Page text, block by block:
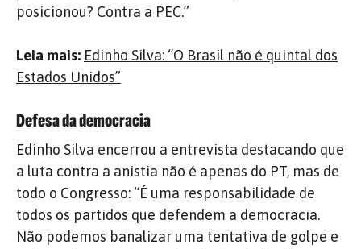
posicionou? Contra a PEC.”
Leia mais: Edinho Silva: “O Brasil não é quintal dos
Estados Unidos”
Defesa da democracia
Edinho Silva encerrou a entrevista destacando que
a luta contra a anistia não é apenas do PT, mas de
todo o Congresso: “É uma responsabilidade de
todos os partidos que defendem a democracia.
Não podemos banalizar uma tentativa de golpe e